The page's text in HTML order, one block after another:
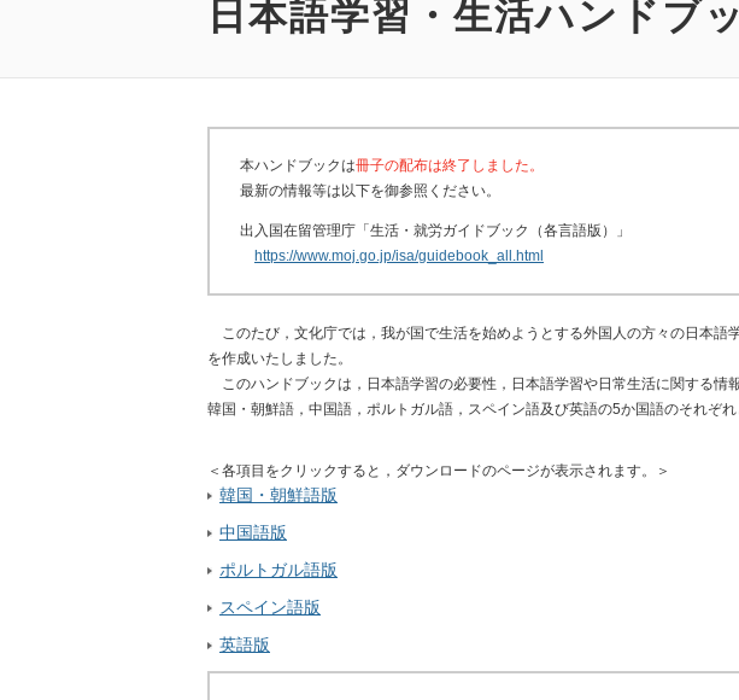
日本語学習・生活ハンドブ
本ハンドブックは冊子の配布は終了しました。
最新の情報等は以下を御参照ください。
出入国在留管理庁「生活・就労ガイドブック（各言語版）」
https://www.moj.go.jp/isa/guidebook_all.html
このたび，文化庁では，我が国で生活を始めようとする外国人の方々の日本語
を作成いたしました。
このハンドブックは，日本語学習の必要性，日本語学習や日常生活に関する情
韓国・朝鮮語，中国語，ポルトガル語，スペイン語及び英語の5か国語のそれぞれ
＜各項目をクリックすると，ダウンロードのページが表示されます。＞
韓国・朝鮮語版
中国語版
ポルトガル語版
スペイン語版
英語版